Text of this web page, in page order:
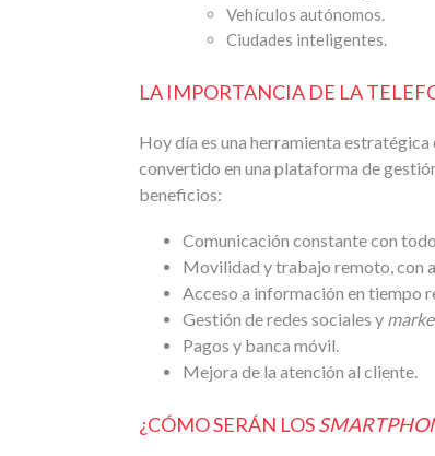
Vehículos autónomos.
Ciudades inteligentes.
LA IMPORTANCIA DE LA
Hoy día es una herramienta
convertido en una plataforma de
beneficios:
Comunicación constante con
Movilidad y trabajo remoto, con
Acceso a información en tiempo
Gestión de redes sociales y
Pagos y banca móvil.
Mejora de la atención al cliente.
¿CÓMO SERÁN LOS